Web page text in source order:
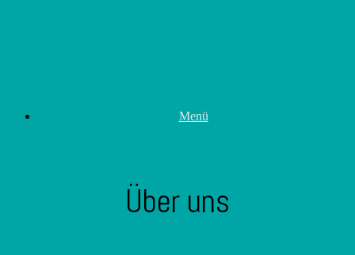
Menü
Über uns